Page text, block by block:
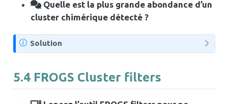
Quelle est la plus grande abondance d’un
cluster chimérique détecté ?
N
o
e
Solution
5.4FROGS Cluster filters